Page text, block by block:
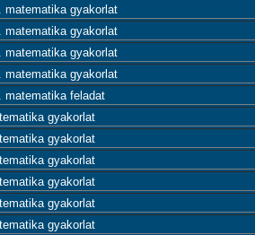
matematika gyakorlat
matematika gyakorlat
matematika gyakorlat
matematika gyakorlat
matematika feladat
gyakorlat
gyakorlat
gyakorlat
gyakorlat
gyakorlat
gyakorlat